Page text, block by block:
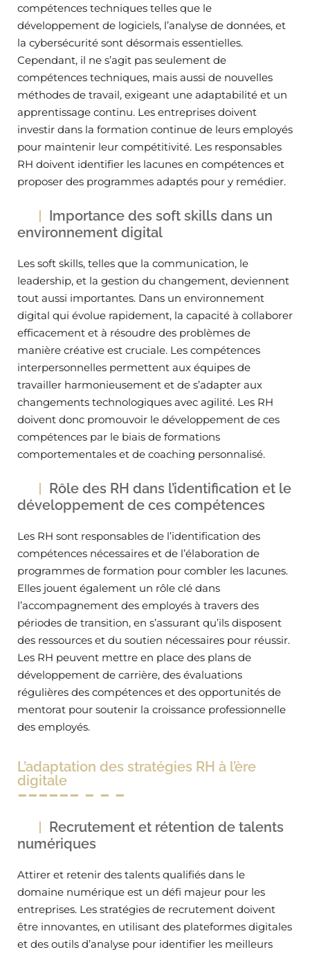
compétences techniques telles que le
développement de logiciels, l’analyse de données, et
la cybersécurité sont désormais essentielles.
Cependant, il ne s’agit pas seulement de
compétences techniques, mais aussi de nouvelles
méthodes de travail, exigeant une adaptabilité et un
apprentissage continu. Les entreprises doivent
investir dans la formation continue de leurs employés
pour maintenir leur compétitivité. Les responsables
RH doivent identifier les lacunes en compétences et
proposer des programmes adaptés pour y remédier.
Importance des soft skills dans un
environnement digital
Les soft skills, telles que la communication, le
leadership, et la gestion du changement, deviennent
tout aussi importantes. Dans un environnement
digital qui évolue rapidement, la capacité à collaborer
efficacement et à résoudre des problèmes de
manière créative est cruciale. Les compétences
interpersonnelles permettent aux équipes de
travailler harmonieusement et de s’adapter aux
changements technologiques avec agilité. Les RH
doivent donc promouvoir le développement de ces
compétences par le biais de formations
comportementales et de coaching personnalisé.
Rôle des RH dans l’identification et le
développement de ces compétences
Les RH sont responsables de l’identification des
compétences nécessaires et de l’élaboration de
programmes de formation pour combler les lacunes.
Elles jouent également un rôle clé dans
l’accompagnement des employés à travers des
périodes de transition, en s’assurant qu’ils disposent
des ressources et du soutien nécessaires pour réussir.
Les RH peuvent mettre en place des plans de
développement de carrière, des évaluations
régulières des compétences et des opportunités de
mentorat pour soutenir la croissance professionnelle
des employés.
L’adaptation des stratégies RH à l’ère
digitale
Recrutement et rétention de talents
numériques
Attirer et retenir des talents qualifiés dans le
domaine numérique est un défi majeur pour les
entreprises. Les stratégies de recrutement doivent
être innovantes, en utilisant des plateformes digitales
et des outils d’analyse pour identifier les meilleurs